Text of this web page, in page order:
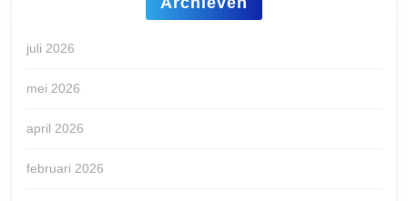
juli 2026
mei 2026
april 2026
februari 2026